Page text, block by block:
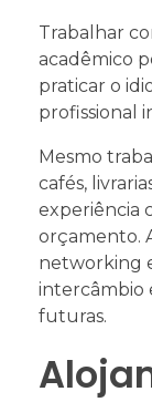
Trabalhar
acadêmico
praticar o
profissional
Mesmo
cafés,
experiência
orçamento.
networking
intercâmbio
futuras.